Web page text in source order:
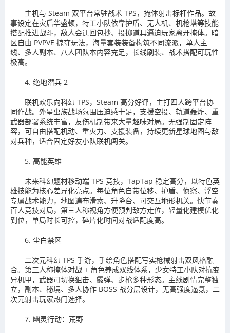
主机与 Steam 双平台常驻战术 TPS，掩体射击标杆作品。故
事设定在灾后华盛顿，特工小队依靠护盾、无人机、机枪塔等技能
搭配推进战斗，敌人会迂回包抄、投掷道具逼迫玩家离开掩体。暗
区自由 PVPVE 掠夺玩法，海量套装装备构筑不同流派，单人主
线、多人副本、八人团队本内容充足，长线刷装、战术搭配可玩性
极高。
4. 绝地潜兵 2
联机欢乐向科幻 TPS，Steam 高分好评，主打四人跨平台协
同作战。外星虫族战场氛围压迫感十足，支援空投、轨道轰炸、重
武器部署系统丰富，友伤机制带来大量趣味对局。无强制固定阵
容，可自由搭配机动、重火力、支援装备，持续更新星球地图与敌
对兵种，适合固定好友小队联机闯关。
5. 高能英雄
未来科幻题材移动端 TPS 竞技，TapTap 稳定高分，以特色英
雄技能为核心差异化亮点。每位角色自带位移、护盾、侦察、浮空
专属战术能力，地图遍布滑索、升降台、可交互地形机关。快节奏
百人竞技对局，第三人称视角方便预判敌方走位，轻量化建模优化
到位，单局时长可控，碎片化时间对战适配度高。
6. 尘白禁区
二次元科幻 TPS 手游，手绘角色搭配写实枪械射击双风格融
合。第三人称掩体对战 + 角色养成双线体系，少女特工小队对抗变
异机甲，武器可切换狙击、霰弹、步枪多种形态。主线剧情完整独
立，副本、秘境、多人协作 BOSS 战分层设计，无高强度逼氪，二
次元射击玩家热门选择。
7. 幽灵行动：荒野